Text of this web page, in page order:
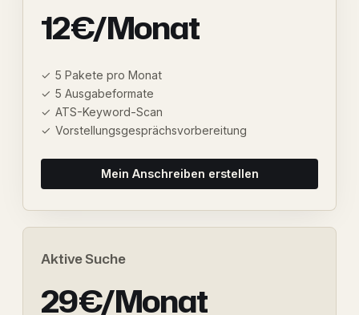
12€/Monat
5 Pakete pro Monat
5 Ausgabeformate
ATS-Keyword-Scan
Vorstellungsgesprächsvorbereitung
Mein Anschreiben erstellen
Aktive Suche
29€/Monat